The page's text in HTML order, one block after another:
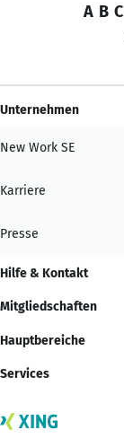
A B C
Unternehmen
New Work SE
Karriere
Presse
Hilfe & Kontakt
Mitgliedschaften
Hauptbereiche
Services